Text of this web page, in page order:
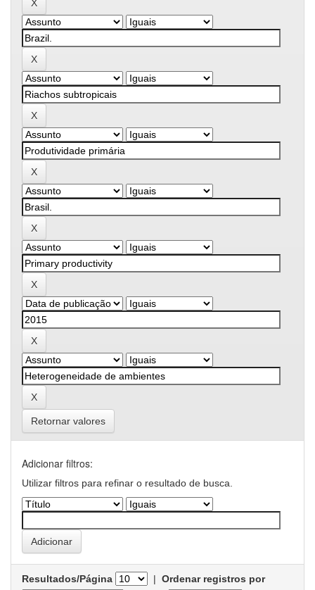
Retornar valores
Adicionar filtros:
Utilizar filtros para refinar o resultado de busca.
Resultados/Página | Ordenar registros por